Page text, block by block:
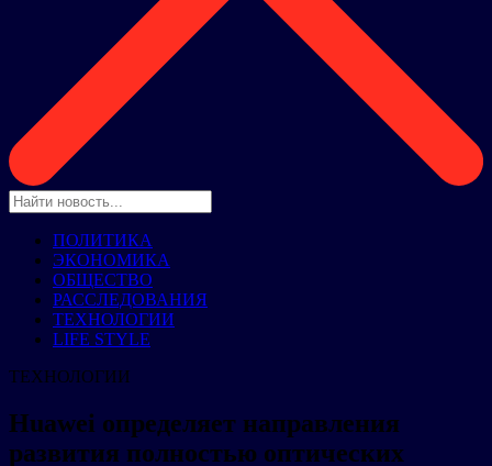
ПОЛИТИКА
ЭКОНОМИКА
ОБЩЕСТВО
РАССЛЕДОВАНИЯ
ТЕХНОЛОГИИ
LIFE STYLE
ТЕХНОЛОГИИ
Huawei определяет направления
развития полностью оптических